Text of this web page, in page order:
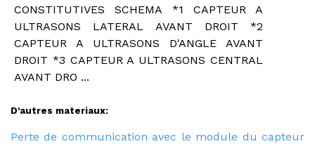
CONSTITUTIVES SCHEMA *1 CAPTEUR A
ULTRASONS LATERAL AVANT DROIT *2
CAPTEUR A ULTRASONS D'ANGLE AVANT
DROIT *3 CAPTEUR A ULTRASONS CENTRAL
AVANT DRO ...
D'autres materiaux:
Perte de communication avec le module du capteur